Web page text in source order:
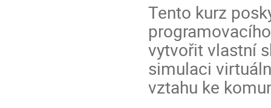
Tento kurz
vytvořit vlastní
simulaci
vztahu ke